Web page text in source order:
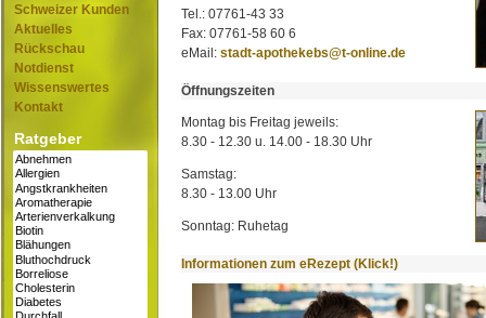
Schweizer Kunden
Aktuelles
Rückschau
Notdienst
Wissenswertes
Kontakt
Ratgeber
Tel.: 07761-43 33
Fax: 07761-58 60 6
eMail: stadt-apothekebs@t-online.de
Öffnungszeiten
Montag bis Freitag jeweils:
8.30 - 12.30 u. 14.00 - 18.30 Uhr
Samstag:
8.30 - 13.00 Uhr
Sonntag: Ruhetag
Informationen zum eRezept (Klick!)